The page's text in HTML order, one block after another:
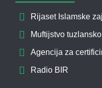
Rijaset Islamske
Muftijstvo tuzlansko
Agencija za
Radio BIR